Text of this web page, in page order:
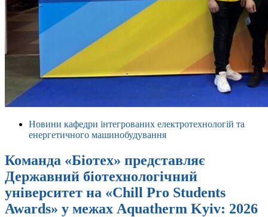
Новини кафедри інтегрованих електротехнологій та
енергетичного машинобудування
Команда «Біотех» представляє
Державний біотехнологічний
університет на «Chill Pro Students
Awards» у межах Aquatherm Kyiv: 2026